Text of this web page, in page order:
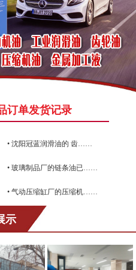
订单发货记录
• 沈阳冠蓝润滑油的 齿……
• 玻璃制品厂的链条油已……
• 气动压缩缸厂的压缩机……
示